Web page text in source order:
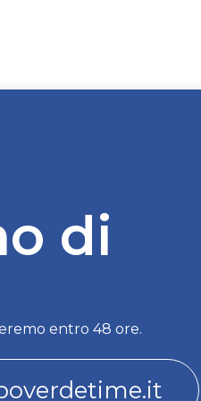
di
entro 48 ore.